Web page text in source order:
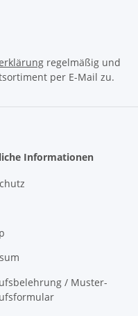
regelmäßig und
per E-Mail zu.
Informationen
/ Muster-